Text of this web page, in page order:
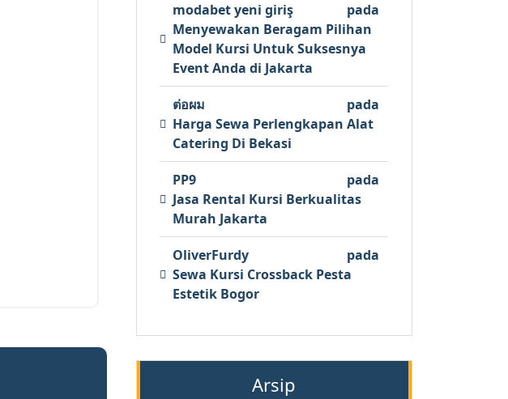
modabet yeni giriş
pada
Menyewakan Beragam Pilihan
Model Kursi Untuk Suksesnya
Event Anda di Jakarta
ต่อผม
pada
Harga Sewa Perlengkapan Alat
Catering Di Bekasi
PP9
pada
Jasa Rental Kursi Berkualitas
Murah Jakarta
OliverFurdy
pada
Sewa Kursi Crossback Pesta
Estetik Bogor
Arsip